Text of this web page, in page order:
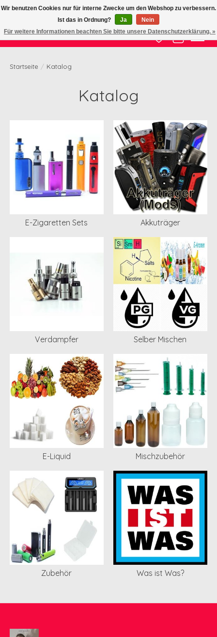
Zertifizierte Qualität zu fairem Preis
Wunschzettel
Ihr
Startseite / Katalog
Katalog
E-Zigaretten Sets Akkuträger
Verdampfer Selber Mischen
E-Liquid Mischzubehör
Zubehör Was ist Was?
Wir benutzen Cookies nur für interne Zwecke um den Webshop zu verbessern.
Ist das in Ordnung?
Ja
Nein
Für weitere Informationen beachten Sie bitte unsere Datenschutzerklärung. »